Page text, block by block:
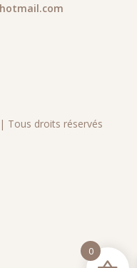
Tous droits réservés
0